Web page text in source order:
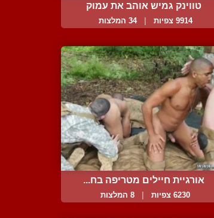
טווינק גמיש אוהב את עמוק
9914 צפיות 34 המלצות
אורגיית חיילים מטריפה בח...
6230 צפיות 8 המלצות